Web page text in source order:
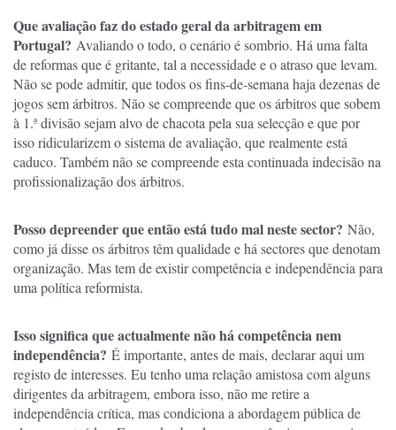
Que avaliação faz do estado geral da arbitragem em
Portugal? Avaliando o todo, o cenário é sombrio. Há uma falta
de reformas que é gritante, tal a necessidade e o atraso que levam.
Não se pode admitir, que todos os fins-de-semana haja dezenas de
jogos sem árbitros. Não se compreende que os árbitros que sobem
à 1.ª divisão sejam alvo de chacota pela sua selecção e que por
isso ridicularizem o sistema de avaliação, que realmente está
caduco. Também não se compreende esta continuada indecisão na
profissionalização dos árbitros.
Posso depreender que então está tudo mal neste sector? Não,
como já disse os árbitros têm qualidade e há sectores que denotam
organização. Mas tem de existir competência e independência para
uma política reformista.
Isso significa que actualmente não há competência nem
independência? É importante, antes de mais, declarar aqui um
registo de interesses. Eu tenho uma relação amistosa com alguns
dirigentes da arbitragem, embora isso, não me retire a
independência crítica, mas condiciona a abordagem pública de